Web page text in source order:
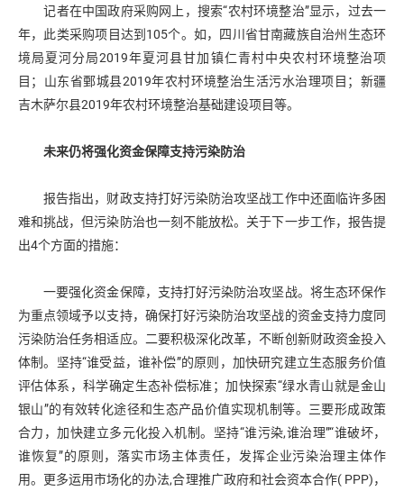
记者在中国政府采购网上，搜索“农村环境整治”显示，过去一
年，此类采购项目达到105个。如，四川省甘南藏族自治州生态环
境局夏河分局2019年夏河县甘加镇仁青村中央农村环境整治项
目；山东省鄄城县2019年农村环境整治生活污水治理项目；新疆
吉木萨尔县2019年农村环境整治基础建设项目等。
未来仍将强化资金保障支持污染防治
报告指出，财政支持打好污染防治攻坚战工作中还面临许多困
难和挑战，但污染防治也一刻不能放松。关于下一步工作，报告提
出4个方面的措施：
一要强化资金保障，支持打好污染防治攻坚战。将生态环保作
为重点领域予以支持，确保打好污染防治攻坚战的资金支持力度同
污染防治任务相适应。二要积极深化改革，不断创新财政资金投入
体制。坚持“谁受益，谁补偿”的原则，加快研究建立生态服务价值
评估体系，科学确定生态补偿标准；加快探索“绿水青山就是金山
银山”的有效转化途径和生态产品价值实现机制等。三要形成政策
合力，加快建立多元化投入机制。坚持“谁污染,谁治理”“谁破坏，
谁恢复”的原则，落实市场主体责任，发挥企业污染治理主体作
用。更多运用市场化的办法,合理推广政府和社会资本合作( PPP)，